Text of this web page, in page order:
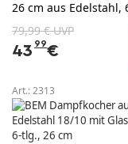
26 cm aus Edelstahl,
79,99 € UVP
43 99€
Art.:2313